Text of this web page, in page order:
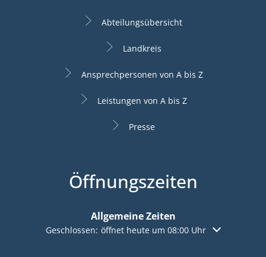
Abteilungsübersicht
Landkreis
Ansprechpersonen von A bis Z
Leistungen von A bis Z
Presse
Öffnungszeiten
Allgemeine Zeiten
Klicken, um weitere Öffnungs- oder Schließzeiten
Geschlossen: öffnet heute um 08:00 Uhr